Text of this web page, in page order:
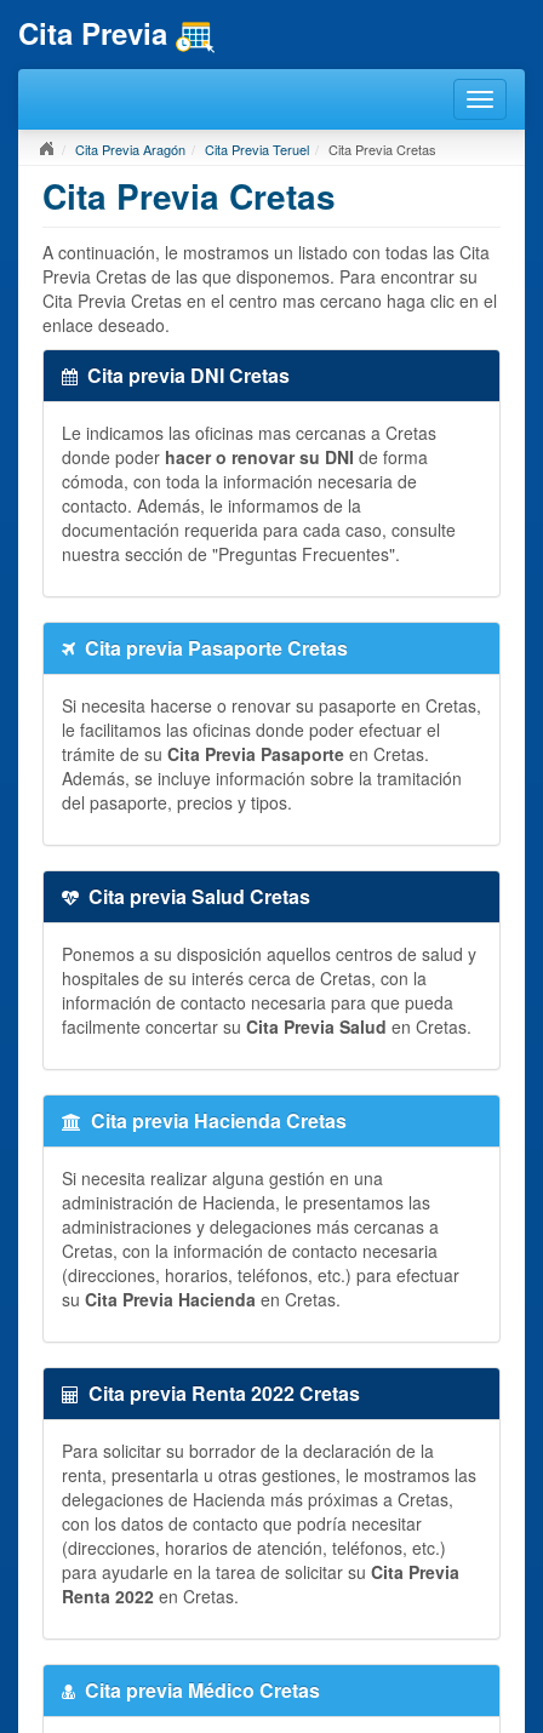
Cita Previa
Cita Previa Aragón Cita Previa Teruel Cita Previa Cretas
Cita Previa Cretas
A continuación, le mostramos un listado con todas las Cita
Previa Cretas de las que disponemos. Para encontrar su
Cita Previa Cretas en el centro mas cercano haga clic en el
enlace deseado.
Cita previa DNI Cretas
Le indicamos las oficinas mas cercanas a Cretas
donde poder hacer o renovar su DNI de forma
cómoda, con toda la información necesaria de
contacto. Además, le informamos de la
documentación requerida para cada caso, consulte
nuestra sección de "Preguntas Frecuentes".
Cita previa Pasaporte Cretas
Si necesita hacerse o renovar su pasaporte en Cretas,
le facilitamos las oficinas donde poder efectuar el
trámite de su Cita Previa Pasaporte en Cretas.
Además, se incluye información sobre la tramitación
del pasaporte, precios y tipos.
Cita previa Salud Cretas
Ponemos a su disposición aquellos centros de salud y
hospitales de su interés cerca de Cretas, con la
información de contacto necesaria para que pueda
facilmente concertar su Cita Previa Salud en Cretas.
Cita previa Hacienda Cretas
Si necesita realizar alguna gestión en una
administración de Hacienda, le presentamos las
administraciones y delegaciones más cercanas a
Cretas, con la información de contacto necesaria
(direcciones, horarios, teléfonos, etc.) para efectuar
su Cita Previa Hacienda en Cretas.
Cita previa Renta 2022 Cretas
Para solicitar su borrador de la declaración de la
renta, presentarla u otras gestiones, le mostramos las
delegaciones de Hacienda más próximas a Cretas,
con los datos de contacto que podría necesitar
(direcciones, horarios de atención, teléfonos, etc.)
para ayudarle en la tarea de solicitar su Cita Previa
Renta 2022 en Cretas.
Cita previa Médico Cretas